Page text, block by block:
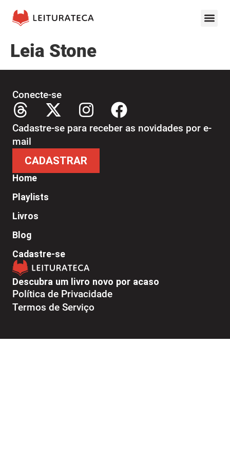
Leia Stone
Descubra um livro novo por acaso
Política de Privacidade
Termos de Serviço
Home
Playlists
Livros
Blog
Cadastre-se
Conecte-se
Cadastre-se para receber as novidades por e-
mail
CADASTRAR